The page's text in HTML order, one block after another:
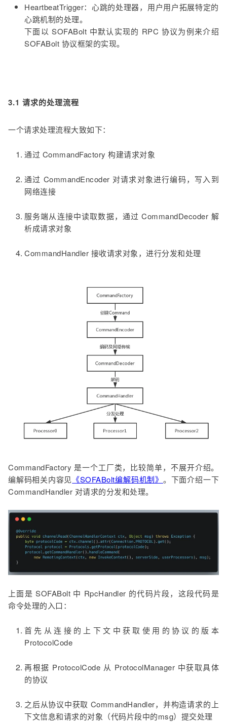
HeartbeatTrigger：心跳的处理器，用户用户拓展特定的
心跳机制的处理。
下面以 SOFABolt 中默认实现的 RPC 协议为例来介绍
SOFABolt 协议框架的实现。
3.1 请求的处理流程
一个请求处理流程大致如下：
通过 CommandFactory 构建请求对象
通过 CommandEncoder 对请求对象进行编码，写入到
网络连接
服务端从连接中读取数据，通过 CommandDecoder 解
析成请求对象
CommandHandler 接收请求对象，进行分发和处理
CommandFactory 是一个工厂类，比较简单，不展开介绍。
编解码相关内容见 《SOFABolt编解码机制》 。下面介绍一下
CommandHandler 对请求的分发和处理。
上面是 SOFABolt 中 RpcHandler 的代码片段，这段代码是
命令处理的入口：
首先从连接的上下文中获取使用的协议的版本
ProtocolCode
再根据 ProtocolCode 从 ProtocolManager 中获取具体
的协议
之后从协议中获取 CommandHandler，并构造请求的上
下文信息和请求的对象（代码片段中的msg）提交处理